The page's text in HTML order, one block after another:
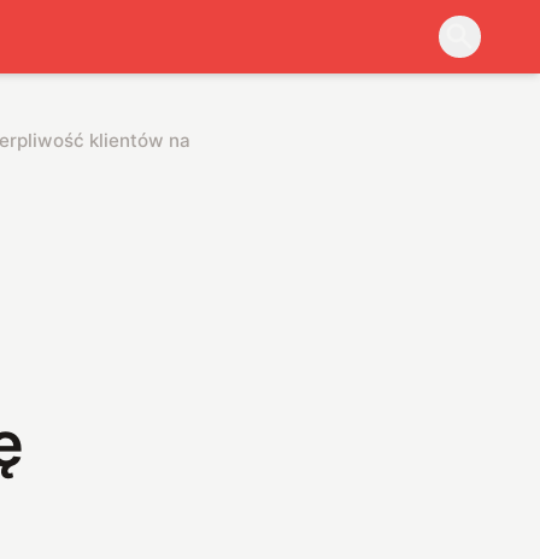
klientów na wielką próbę